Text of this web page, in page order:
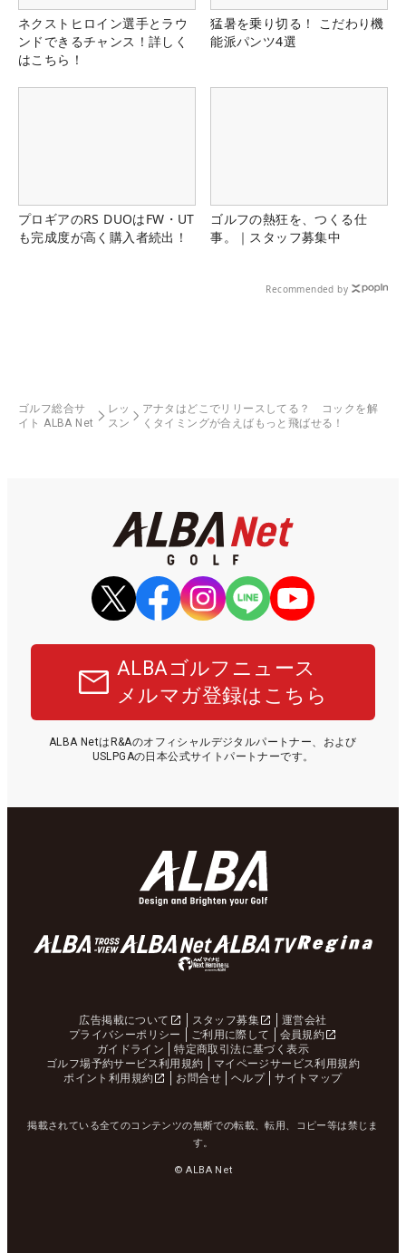
ネクストヒロイン選手とラウ
ンドできるチャンス！詳しく
はこちら！
猛暑を乗り切る！ こだわり機
能派パンツ4選
プロギアのRS DUOはFW・UT
も完成度が高く購入者続出！
ゴルフの熱狂を、つくる仕
事。｜スタッフ募集中
Recommended by
ゴルフ総合サ
イト ALBA Net
レッ
スン
アナタはどこでリリースしてる？ コックを解
くタイミングが合えばもっと飛ばせる！
ALBAゴルフニュース
メルマガ登録はこちら
ALBA NetはR&Aのオフィシャルデジタルパートナー、および
USLPGAの日本公式サイトパートナーです。
広告掲載について スタッフ募集
運営会社
プライバシーポリシー
ご利用に際して
会員規約
ガイドライン
特定商取引法に基づく表示
ゴルフ場予約サービス利用規約
マイページサービス利用規約
ポイント利用規約
お問合せ ヘルプ サイトマップ
掲載されている全てのコンテンツの無断での転載、転用、コピー等は禁じま
す。
© ALBA Net